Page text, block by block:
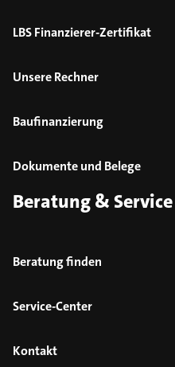
LBS Finanzierer-Zertifikat
Unsere Rechner
Baufinanzierung
Dokumente und Belege
Beratung & Service
Beratung finden
Service-Center
Kontakt